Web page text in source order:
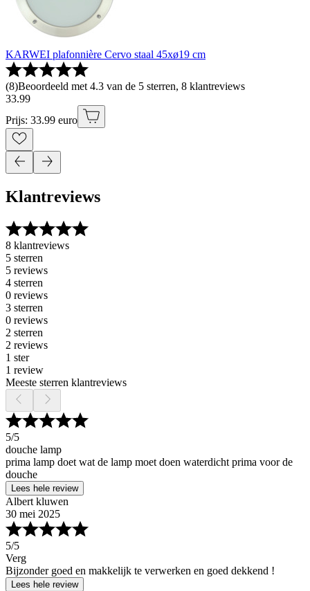
KARWEI plafonnière Cervo staal 45xø19 cm
(8)Beoordeeld met 4.3 van de 5 sterren, 8 klantreviews
33.99
Prijs: 33.99 euro
Klantreviews
8 klantreviews
5 sterren
5 reviews
4 sterren
0 reviews
3 sterren
0 reviews
2 sterren
2 reviews
1 ster
1 review
Meeste sterren klantreviews
5/5
douche lamp
prima lamp doet wat de lamp moet doen waterdicht prima voor de
douche
Lees hele review
Albert kluwen
30 mei 2025
5/5
Verg
Bijzonder goed en makkelijk te verwerken en goed dekkend !
Lees hele review